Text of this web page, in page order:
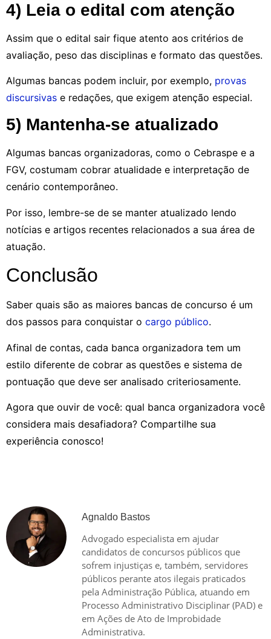
4) Leia o edital com atenção
Assim que o edital sair fique atento aos critérios de
avaliação, peso das disciplinas e formato das questões.
Algumas bancas podem incluir, por exemplo, provas
discursivas e redações, que exigem atenção especial.
5) Mantenha-se atualizado
Algumas bancas organizadoras, como o Cebraspe e a
FGV, costumam cobrar atualidade e interpretação de
cenário contemporâneo.
Por isso, lembre-se de se manter atualizado lendo
notícias e artigos recentes relacionados a sua área de
atuação.
Conclusão
Saber quais são as maiores bancas de concurso é um
dos passos para conquistar o cargo público.
Afinal de contas, cada banca organizadora tem um
estilo diferente de cobrar as questões e sistema de
pontuação que deve ser analisado criteriosamente.
Agora que ouvir de você: qual banca organizadora você
considera mais desafiadora? Compartilhe sua
experiência conosco!
Agnaldo Bastos
Advogado especialista em ajudar
candidatos de concursos públicos que
sofrem injustiças e, também, servidores
públicos perante atos ilegais praticados
pela Administração Pública, atuando em
Processo Administrativo Disciplinar (PAD) e
em Ações de Ato de Improbidade
Administrativa.